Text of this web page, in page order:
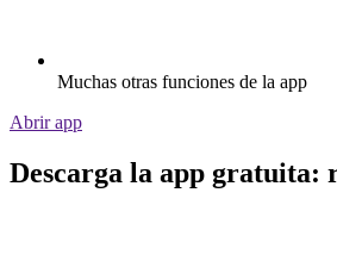
Muchas otras funciones de la app
Abrir app
Descarga la app gratuita: